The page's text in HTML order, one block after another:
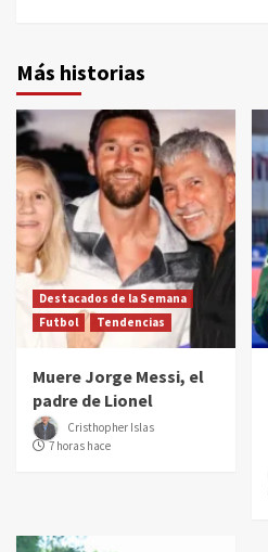
Más historias
Destacados de la Semana
Futbol
Tendencias
Muere Jorge Messi, el
padre de Lionel
Cristhopher Islas
7 horas hace